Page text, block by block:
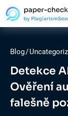
Blog/
Detekce
Ověření
falešně